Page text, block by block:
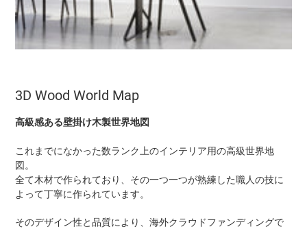
3D Wood World Map
高級感ある壁掛け木製世界地図
これまでになかった数ランク上のインテリア用の高級世界地
図。
全て木材で作られており、その一つ一つが熟練した職人の技に
よって丁寧に作られています。
そのデザイン性と品質により、海外クラウドファンディングで